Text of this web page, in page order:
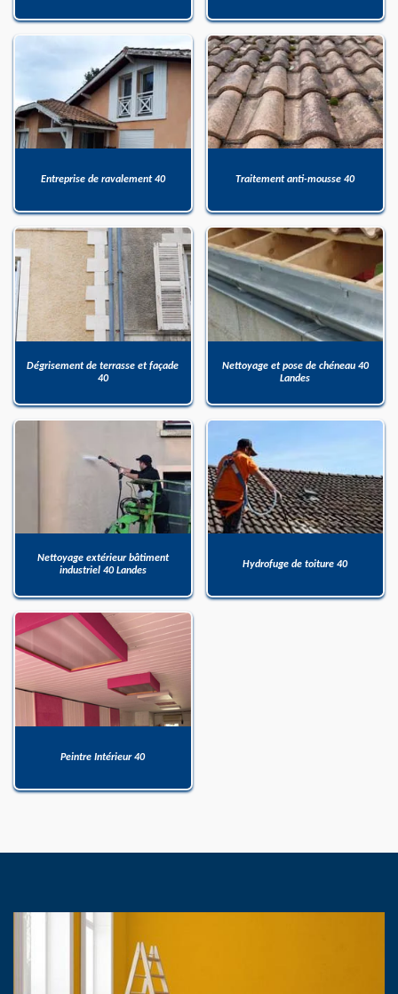
Entreprise de ravalement 40 Traitement anti-mousse 40
Dégrisement de terrasse et façade
40
Nettoyage et pose de chéneau 40
Landes
Nettoyage extérieur bâtiment
industriel 40 Landes
Hydrofuge de toiture 40
Peintre Intérieur 40